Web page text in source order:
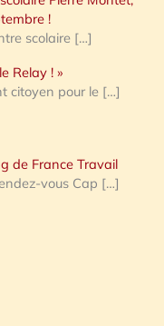
!
scolaire […]
Relay ! »
citoyen pour le […]
de France Travail
vous Cap […]